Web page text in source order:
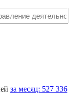
за месяц: 527 336